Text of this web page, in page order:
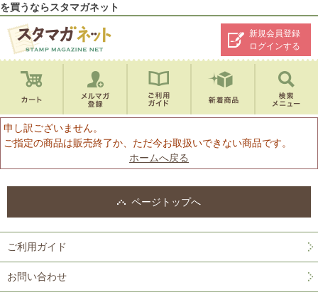
を買うならスタマガネット
新規会員登録
ログインする
申し訳ございません。
ご指定の商品は販売終了か、ただ今お取扱いできない商品です。
ホームへ戻る
ページトップへ
ご利用ガイド
お問い合わせ